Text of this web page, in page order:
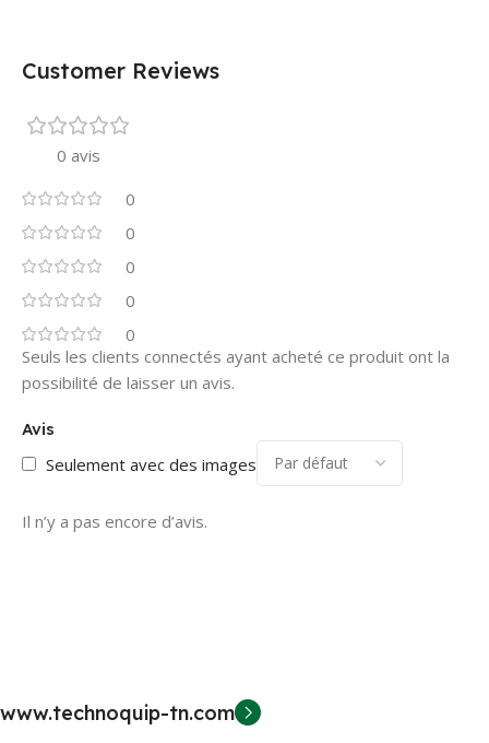
Customer Reviews
0 avis
0
0
0
0
0
Avis
Seulement avec des images
Il n’y a pas encore d’avis.
Seuls les clients connectés ayant acheté ce produit ont la
possibilité de laisser un avis.
www.technoquip-tn.com